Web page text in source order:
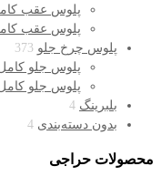
پلوس عقب
پلوس عقب
پلوس چرخ جلو 373
پلوس جلو کامل
پلوس جلو کامل
بلبرینگ 4
بدون دسته‌بندی 4
محصولات حراجی